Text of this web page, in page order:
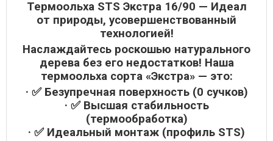
Термоольха STS Экстра 16/90 — Идеал
от природы, усовершенствованный
технологией!
Наслаждайтесь роскошью натурального
дерева без его недостатков! Наша
термоольха сорта «Экстра» — это:
· ✅ Безупречная поверхность (0 сучков)
· ✅ Высшая стабильность
(термообработка)
· ✅ Идеальный монтаж (профиль STS)